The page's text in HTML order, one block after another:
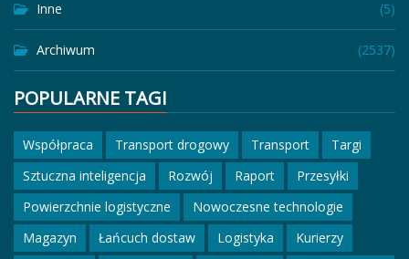
Inne (5)
Archiwum (2537)
POPULARNE TAGI
Współpraca Transport drogowy Transport
Targi
Sztuczna inteligencja
Rozwój Raport
Przesyłki
Powierzchnie logistyczne
Nowoczesne technologie
Magazyn
Łańcuch dostaw Logistyka
Kurierzy